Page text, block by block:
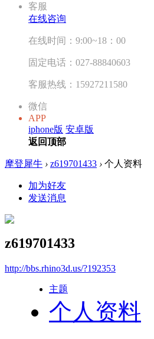
客服
在线咨询
在线时间：9:00~18：00
固定电话：027-88840603
客服热线：15927211580
微信
APP
iphone版 安卓版
返回顶部
摩登犀牛 › z619701433 › 个人资料
加为好友
发送消息
z619701433
http://bbs.rhino3d.us/?192353
主题
个人资料